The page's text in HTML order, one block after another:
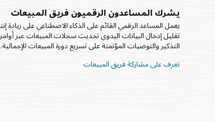
يشرك المساعدون الرقميون فريق المبيعات
يعمل المساعد الرقمي القائم على الذكاء الاصطناعي على
تقليل إدخال البيانات اليدوي تحديث سجلات المبيعات عبر
التذكير والتوصيات المؤتمتة على تسريع دورة المبيعات الإجمالية.
تعرف على مشاركة فريق المبيعات